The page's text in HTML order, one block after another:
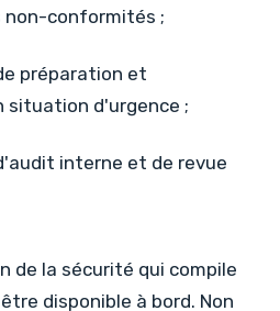
conformités ;
préparation et
situation d'urgence ;
interne et de revue
de la sécurité qui compile
disponible à bord. Non